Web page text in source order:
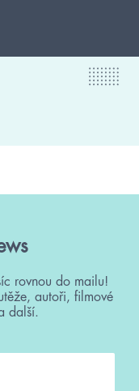
rovnou do mailu!
autoři, filmové
další.